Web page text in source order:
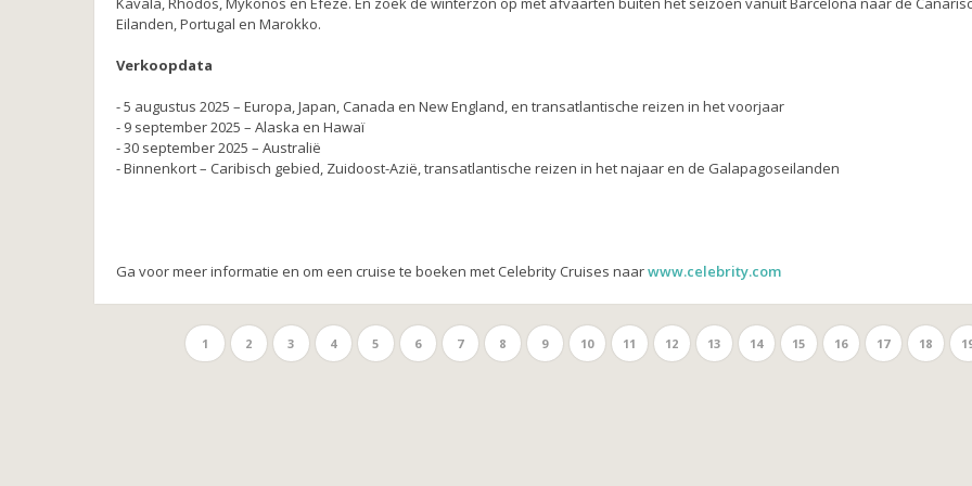
Eilanden, Portugal en Marokko.
Verkoopdata
- 5 augustus 2025 – Europa, Japan, Canada en New England, en transatlantische reizen in het voorjaar
- 9 september 2025 – Alaska en Hawaï
- 30 september 2025 – Australië
- Binnenkort – Caribisch gebied, Zuidoost-Azië, transatlantische reizen in het najaar en de Galapagoseilanden
Ga voor meer informatie en om een ​​cruise te boeken met Celebrity Cruises naarwww.celebrity.com
1 2 3 4 5 6 7 8 9 10 11 12 13 14 15 16 17 18